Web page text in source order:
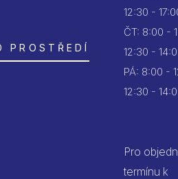
PROSTŘEDÍ
12:30 -
ČT: 8:00 -
12:30 -
PÁ: 8:00 -
12:30 -
Pro
termínu k